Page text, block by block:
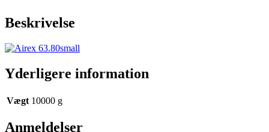
mm
tykkelse)
Beskrivelse
Yderligere information
Vægt 10000 g
Anmeldelser